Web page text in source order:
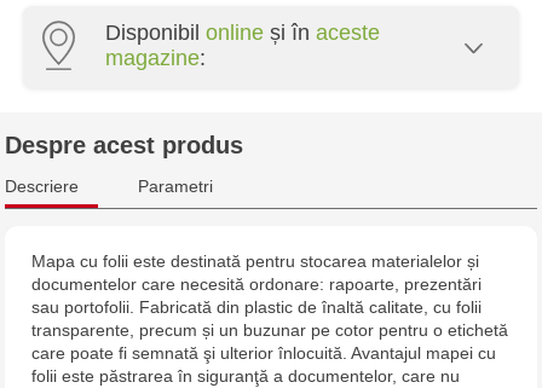
Disponibil online și în aceste
magazine:
Crafti Botanica - bd. Decebal, 139
Crafti Buiucani - str. Alba Iulia, 77/18
Crafti Ciocana - str. Alecu Russo, 61/6
Despre acest produs
Descriere Parametri
Mapa cu folii este destinată pentru stocarea materialelor și
documentelor care necesită ordonare: rapoarte, prezentări
sau portofolii. Fabricată din plastic de înaltă calitate, cu folii
transparente, precum și un buzunar pe cotor pentru o etichetă
care poate fi semnată şi ulterior înlocuită. Avantajul mapei cu
folii este păstrarea în siguranţă a documentelor, care nu